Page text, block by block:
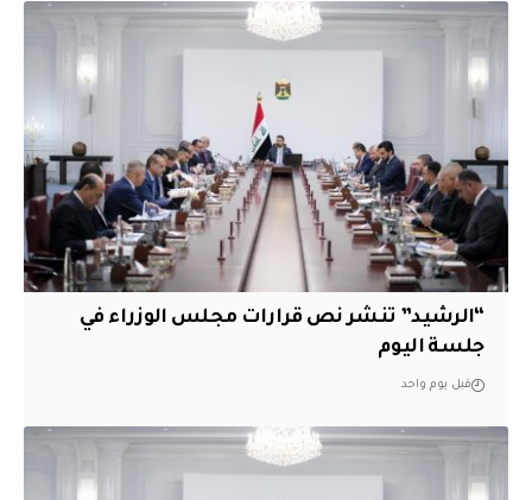
“الرشيد” تنشر نص قرارات مجلس الوزراء في
جلسة اليوم
قبل يوم واحد